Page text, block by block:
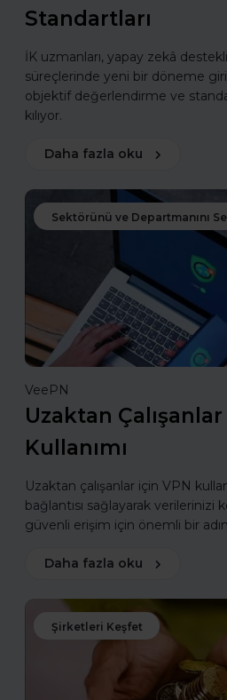
Standartları
İK uzmanları, yapay zekâ
süreçlerinde yeni bir döneme
objektif değerlendirme ve
kılıyor.
Daha fazla oku
Sektörünü ve Departmanını
VeePN
Uzaktan
Kullanımı
Uzaktan çalışanlar için VPN
bağlantısı sağlayarak verilerinizi
güvenli erişim için önemli bir
Daha fazla oku
Şirketleri Keşfet